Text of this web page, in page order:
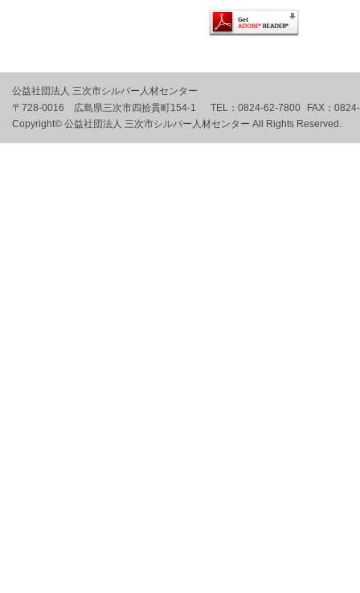
公益社団法人 三次市シルバー人材センター
〒728-0016 広島県三次市四拾貫町154-1
TEL： 0824-62-7800 FAX：
Copyright© 公益社団法人 三次市シルバー人材センター All Rights Reserved.